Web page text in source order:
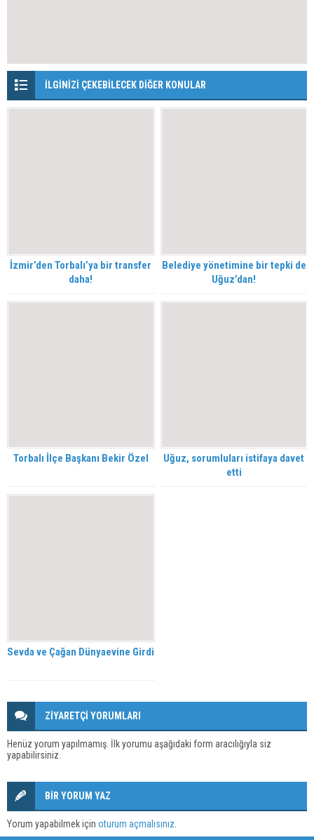
İLGİNİZİ ÇEKEBİLECEK DİĞER KONULAR
İzmir’den Torbalı’ya bir transfer
daha!
Belediye yönetimine bir tepki de
Uğuz’dan!
Torbalı İlçe Başkanı Bekir Özel
Uğuz, sorumluları istifaya davet
etti
Sevda ve Çağan Dünyaevine Girdi
ZİYARETÇİ YORUMLARI
Henüz yorum yapılmamış. İlk yorumu aşağıdaki form aracılığıyla siz
yapabilirsiniz.
BİR YORUM YAZ
Yorum yapabilmek için oturum açmalısınız